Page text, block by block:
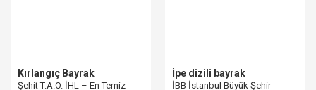
Kırlangıç Bayrak
Şehit T.A.O. İHL – En Temiz
İpe dizili bayrak
İBB İstanbul Büyük Şehir